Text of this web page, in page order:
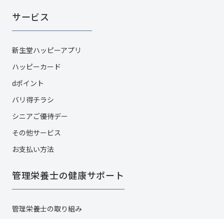
サービス
新生堂ハッピーアプリ
ハッピーカード​
dポイント
バリ得チラシ
シニアご優待デー
その他サービス​
お支払い方法
管理栄養士の健康サポート
管理栄養士の取り組み